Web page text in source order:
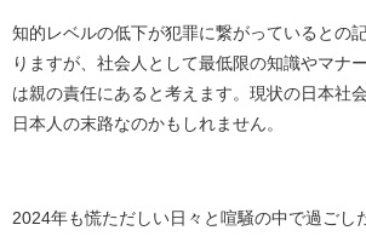
知的レベルの低下が犯罪に繋がっているとの
りますが、社会人として最低限の知識やマナ
は親の責任にあると考えます。現状の日本社
日本人の末路なのかもしれません。
2024年も慌ただしい日々と喧騒の中で過ごし